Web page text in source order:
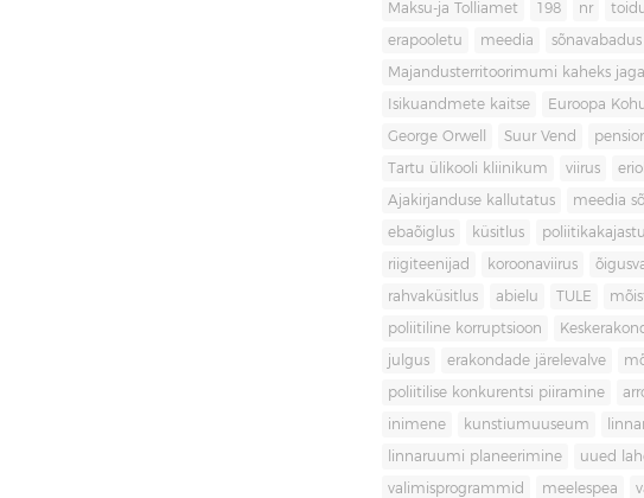
Maksu-ja Tolliamet 198 nr
erapooletu meedia sõnavabadus
Majandusterritoorimumi kaheks
Isikuandmete kaitse Euroopa
George Orwell Suur Vend
Tartu ülikooli kliinikum viirus
Ajakirjanduse kallutatus meedia
ebaõiglus küsitlus
riigiteenijad koroonaviirus
rahvaküsitlus abielu TULE
poliitiline korruptsioon
julgus erakondade järelevalve
poliitilise konkurentsi piiramine
inimene kunstiumuuseum
linnaruumi planeerimine uued
valimisprogrammid meelespea